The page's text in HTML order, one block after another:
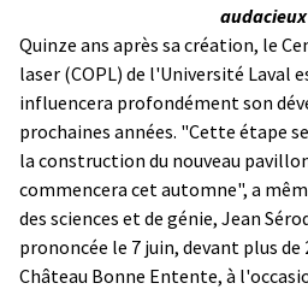
Quinze ans après sa création, le
laser (COPL) de l'Université Laval
influencera profondément son
prochaines années. "Cette étape
la construction du nouveau
commencera cet automne", a
des sciences et de génie, Jean
prononcée le 7 juin, devant plus de
Château Bonne Entente, à